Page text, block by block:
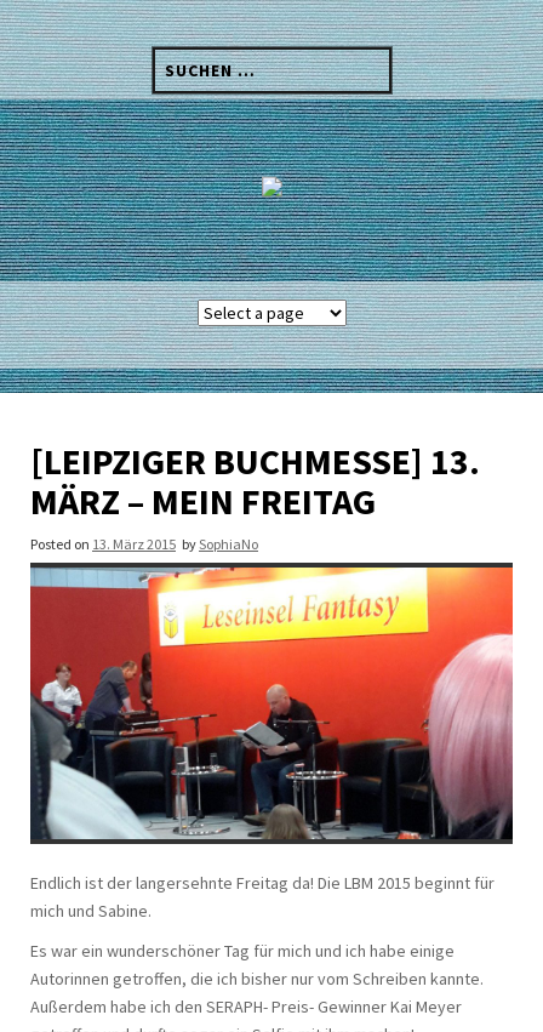
Skip
to
content
Suchen
nach:
[LEIPZIGER BUCHMESSE] 13.
MÄRZ – MEIN FREITAG
Posted on 13. März 2015 bySophiaNo
Endlich ist der langersehnte Freitag da! Die LBM 2015 beginnt für
mich und Sabine.
Es war ein wunderschöner Tag für mich und ich habe einige
Autorinnen getroffen, die ich bisher nur vom Schreiben kannte.
Außerdem habe ich den SERAPH- Preis- Gewinner Kai Meyer